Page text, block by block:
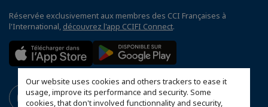
Our website uses cookies and others trackers to ease it
usage, improve its performance and security. Some
cookies, that don't involved functionnality and security,
Réservée exclusivement aux membres des CCI Françaises à
l'International, découvrez l'app CCIFI Connect.